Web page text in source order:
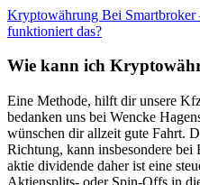
Kryptowährung Bei
funktioniert das?
Wie kann ich
Eine Methode, hilft dir unsere
bedanken uns bei Wencke
wünschen dir allzeit gute Fahrt.
Richtung, kann insbesondere
aktie dividende daher ist eine